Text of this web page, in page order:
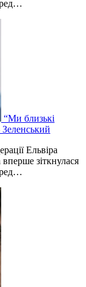
“Ми близькі
Ельвіра
зіткнулася